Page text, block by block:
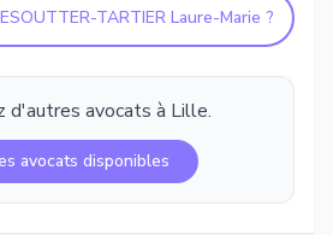
TARTIER Laure-Marie ?
d'autres avocats à Lille.
avocats disponibles